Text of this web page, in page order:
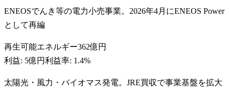
ENEOSでんき等の電力小売事業。2026年4月にENEOS Power
として再編
再生可能エネルギー362億円
利益: 5億円利益率: 1.4%
太陽光・風力・バイオマス発電。JRE買収で事業基盤を拡大